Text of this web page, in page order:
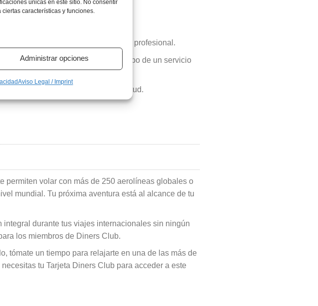
únicas en este sitio. No consentir
características y funciones.
Administrar opciones
Aviso Legal / Imprint
laboral mínima de 6 meses.
de 12 meses en tu actividad profesional.
actualizada del último recibo de un servicio
para completar el proceso de solicitud.
permiten volar con más de 250 aerolíneas globales o
mundial. Tu próxima aventura está al alcance de tu
durante tus viajes internacionales sin ningún
los miembros de Diners Club.
tómate un tiempo para relajarte en una de las más de
tu Tarjeta Diners Club para acceder a este